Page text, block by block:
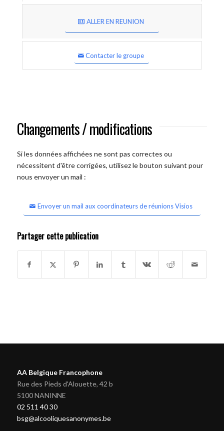
ALLER EN REUNION
Contacter le groupe
Changements / modifications
Si les données affichées ne sont pas correctes ou
nécessitent d'être corrigées, utilisez le bouton suivant pour
nous envoyer un mail :
Envoyer un mail aux coordinateurs de réunions Visios
Partager cette publication
AA Belgique Francophone
Rue des Pieds d'Alouette, 42 b
5100 NANINNE
02 511 40 30
bsg@alcooliquesanonymes.be